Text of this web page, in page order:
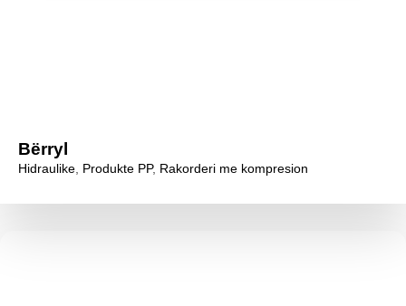
Bërryl
Hidraulike Produkte PP, Rakorderi me kompresion